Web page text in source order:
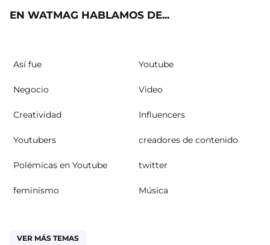
EN WATMAG HABLAMOS DE...
Así fue Youtube
Negocio Video
Creatividad Influencers
Youtubers creadores de contenido
Polémicas en Youtube twitter
feminismo Música
VER MÁS TEMAS